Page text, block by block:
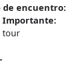
de encuentro:
Importante:
tour